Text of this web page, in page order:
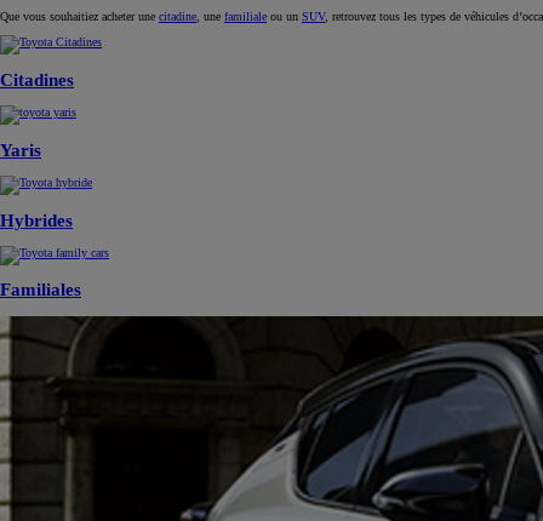
100% électrique
100%
Que vous souhaitiez acheter une citadine, une familiale ou un SUV, retrouvez tous les types de véhicules
Citadines
Yaris
Hybrides
Familiales